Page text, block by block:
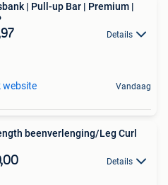
| Pull-up Bar | Premium |
Details
website Vandaag
beenverlenging/Leg Curl
Details